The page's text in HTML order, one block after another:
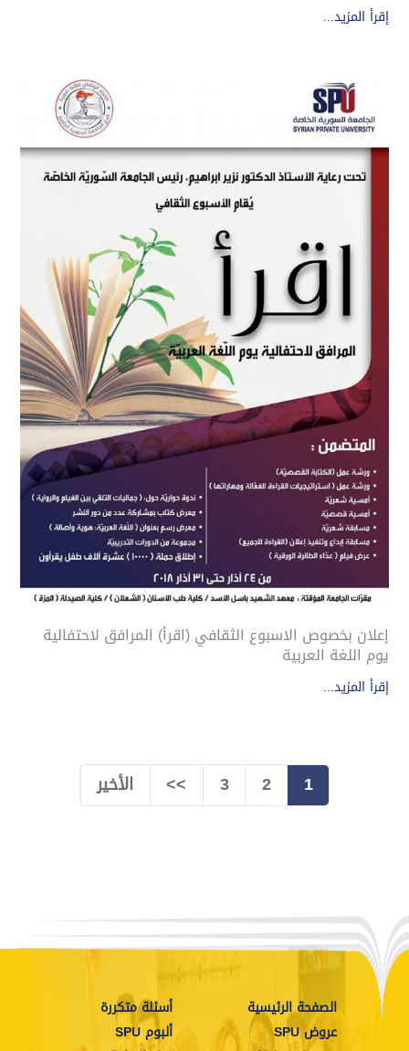
إقرأ المزيد...
إعلان بخصوص الاسبوع الثقافي (اقرأ) المرافق لاحتفالية
يوم اللغة العربية
إقرأ المزيد...
1
2
3
>> الأخير
الصفحة الرئيسية
أسئلة متكررة
عروض SPU
ألبوم SPU